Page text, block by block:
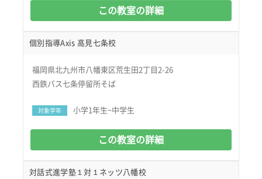
この教室の詳細
個別指導Axis 高見七条校
福岡県北九州市八幡東区荒生田2丁目2-26
西鉄バス七条停留所そば
対象学年 小学1年生~中学生
この教室の詳細
対話式進学塾１対１ネッツ八幡校